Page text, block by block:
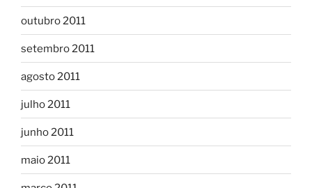
outubro 2011
setembro 2011
agosto 2011
julho 2011
junho 2011
maio 2011